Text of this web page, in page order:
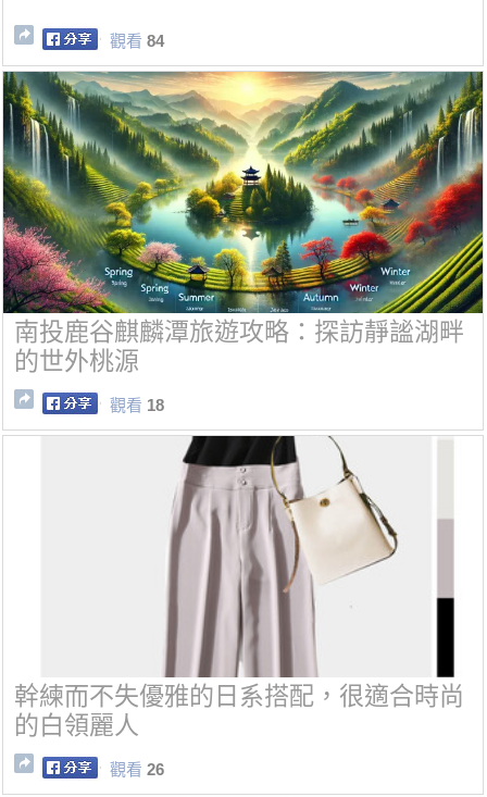
觀看 84
南投鹿谷麒麟潭旅遊攻略：探訪靜謐湖畔
的世外桃源
觀看 18
幹練而不失優雅的日系搭配，很適合時尚
的白領麗人
觀看 26